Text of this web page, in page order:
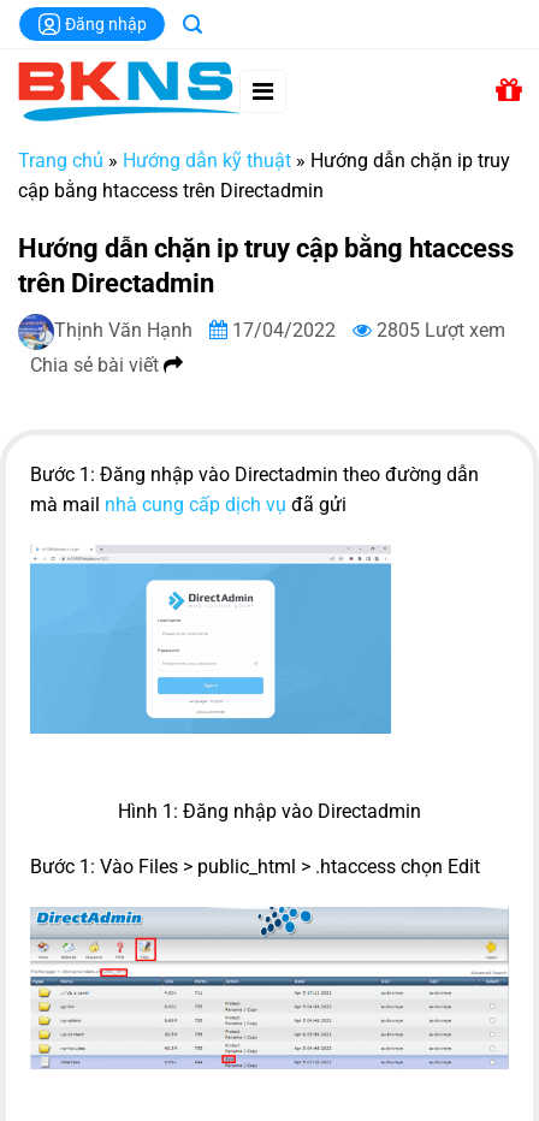
Chuyển
đến
dung
Đăng nhập
Trang chủ » Hướng dẫn kỹ thuật » Hướng dẫn chặn ip truy
cập bằng htaccess trên Directadmin
Hướng dẫn chặn ip truy cập bằng htaccess
trên Directadmin
Thịnh Văn Hạnh 17/04/2022
2805 Lượt xem
Chia sẻ bài viết
Bước 1: Đăng nhập vào Directadmin theo đường dẫn
mà mail nhà cung cấp dịch vụ đã gửi
Hình 1: Đăng nhập vào Directadmin
Bước 1: Vào Files > public_html > .htaccess chọn Edit